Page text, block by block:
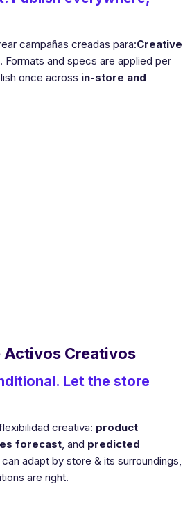
campañas creadas para:Creative
Formats and specs are applied per
once across in-store and
Creativos
Let the store
creativa: product
forecast, and predicted
can adapt by store & its surroundings,
are right.